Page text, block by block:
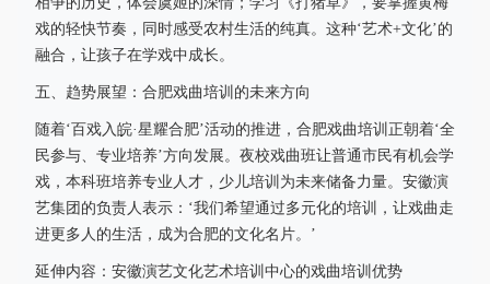
戏的轻快节奏，同时感受农村生活的纯真。这种‘艺术+文化’的
融合，让孩子在学戏中成长。
五、趋势展望：合肥戏曲培训的未来方向
随着‘百戏入皖·星耀合肥’活动的推进，合肥戏曲培训正朝着‘全
民参与、专业培养’方向发展。夜校戏曲班让普通市民有机会学
戏，本科班培养专业人才，少儿培训为未来储备力量。安徽演
艺集团的负责人表示：‘我们希望通过多元化的培训，让戏曲走
进更多人的生活，成为合肥的文化名片。’
延伸内容：安徽演艺文化艺术培训中心的戏曲培训优势